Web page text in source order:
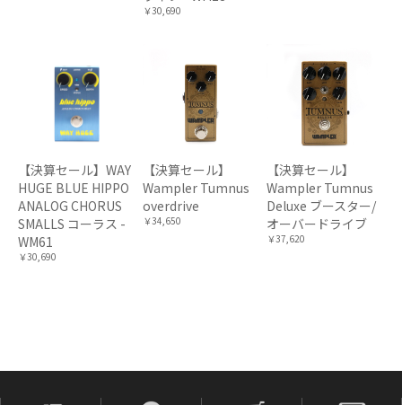
￥30,690
【決算セール】WAY
HUGE BLUE HIPPO
ANALOG CHORUS
SMALLS コーラス -
WM61
￥30,690
【決算セール】
Wampler Tumnus
overdrive
￥34,650
【決算セール】
Wampler Tumnus
Deluxe ブースター/
オーバードライブ
￥37,620